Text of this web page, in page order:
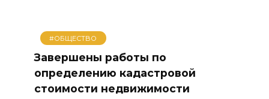
#ОБЩЕСТВО
Завершены работы по
определению кадастровой
стоимости недвижимости